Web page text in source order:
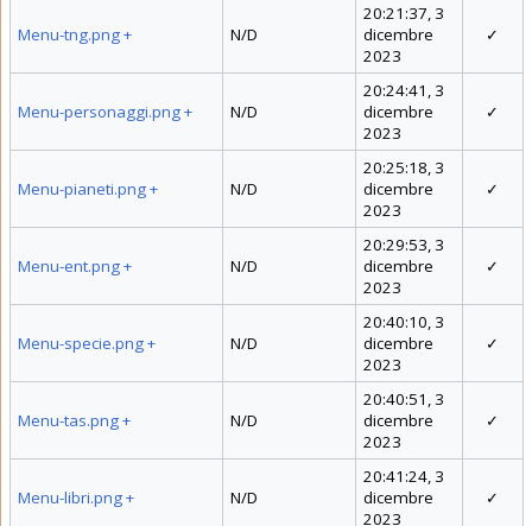
Menu-tng.png+ N/D
20:21:37, 3
dicembre
2023
✓
Menu-personaggi.png+ N/D
20:24:41, 3
dicembre
2023
✓
Menu-pianeti.png+ N/D
20:25:18, 3
dicembre
2023
✓
Menu-ent.png+ N/D
20:29:53, 3
dicembre
2023
✓
Menu-specie.png+ N/D
20:40:10, 3
dicembre
2023
✓
Menu-tas.png+ N/D
20:40:51, 3
dicembre
2023
✓
Menu-libri.png+ N/D
20:41:24, 3
dicembre
2023
✓